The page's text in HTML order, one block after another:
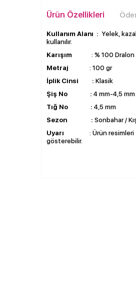
Ürün Özellikleri
Kullanım Alanı : Yelek,
kullanılır.
Karışım
: % 100 Dralon
Metraj : 100 gr
İplik Cinsi : Klasik
Şiş No : 4 mm-4,5 mm
Tığ No : 4,5 mm
Sezon : Sonbahar /
Uyarı : Ürün
gösterebilir.